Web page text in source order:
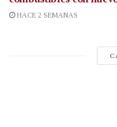
HACE 2 SEMANAS